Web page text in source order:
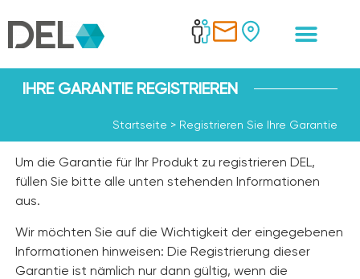
IHRE GARANTIE REGISTRIEREN
Startseite > Registrieren Sie Ihre Garantie
Um die Garantie für Ihr Produkt zu registrieren DEL,
füllen Sie bitte alle unten stehenden Informationen
aus.
Wir möchten Sie auf die Wichtigkeit der eingegebenen
Informationen hinweisen: Die Registrierung dieser
Garantie ist nämlich nur dann gültig, wenn die